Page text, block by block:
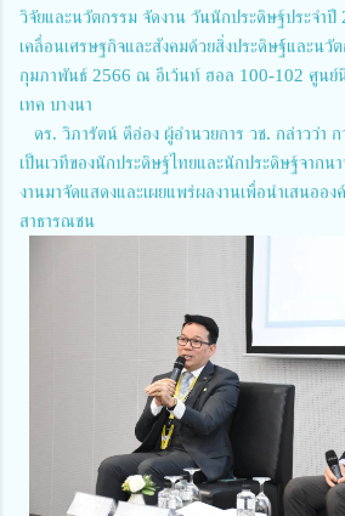
วิจัยและนวัตกรรม จัดงาน วันนักประดิษฐ์ประจำ
เคลื่อนเศรษฐกิจและสังคมด้วยสิ่งประดิษฐ์์และนวั
กุมภาพันธ์ 2566 ณ อีเว้นท์ ฮอล 100-102 ศูนย์นิ
เทค บางนา
ดร. วิภารัตน์ ดีอ่อง ผู้อำนวยการ วช. กล่าวว่า
เป็นเวทีของนักประดิษฐ์ไทยและนักประดิษฐ์จากน
งานมาจัดแสดงและเผยแพร่ผลงานเพื่อนำเสนออง
สาธารณชน